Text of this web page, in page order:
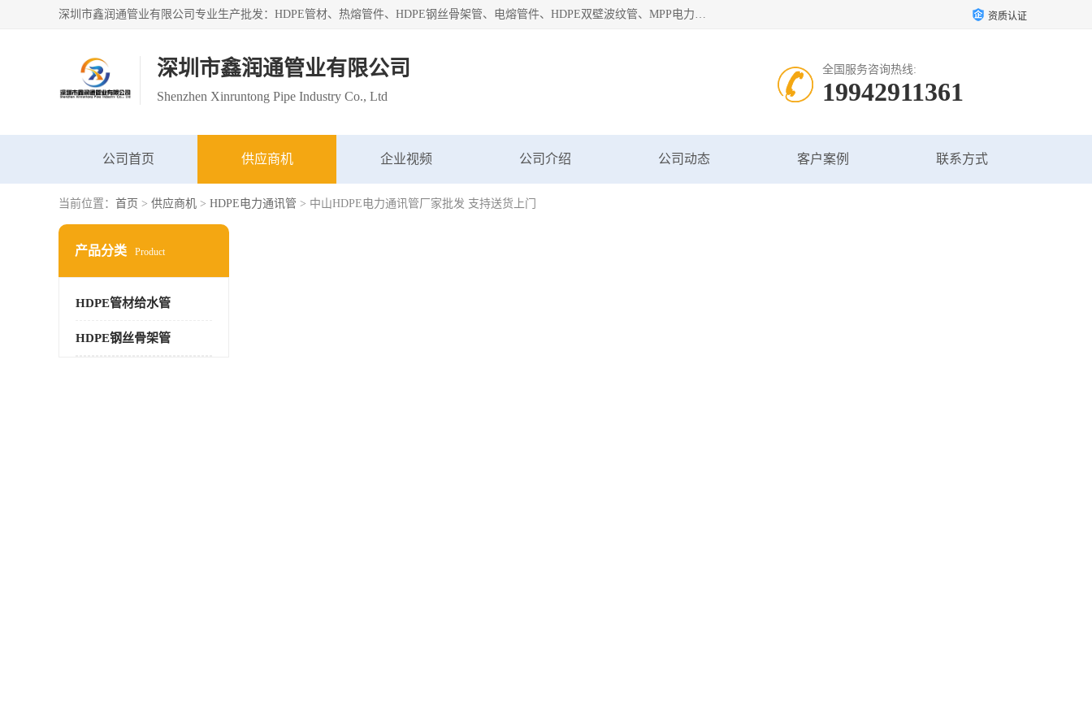
深圳市鑫润通管业有限公司专业生产批发：HDPE管材、热熔管件、HDPE钢丝骨架管、电熔管件、HDPE双壁波纹管、MPP电力管、井盖、PVC管材管件、PPR管材管件等；公司自创建以来，始终秉承“团结、务实、创新、守信”的服务宗旨，凭借专业的服务以及多年的勤奋拼搏，发展成为一家专业销售各种管材管件，绝缘电工套管及配件等系列产品的贸易公司。 资质认证
深圳市鑫润通管业有限公司
Shenzhen Xinruntong Pipe Industry Co., Ltd
全国服务咨询热线:
19942911361
公司首页 供应商机 企业视频 公司介绍 公司动态 客户案例 联系方式
当前位置： 首页 > 供应商机 > HDPE电力通讯管 > 中山HDPE电力通讯管厂家批发 支持送货上门
产品分类 Product
HDPE管材给水管
HDPE钢丝骨架管